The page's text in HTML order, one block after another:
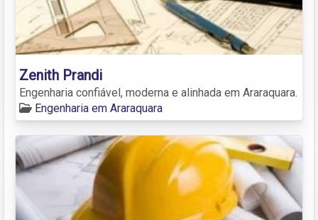
Zenith Prandi
Engenharia confiável, moderna e alinhada em Araraquara.
Engenharia em Araraquara